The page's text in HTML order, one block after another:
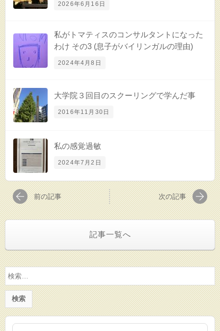
2026年6月16日
私がトマティスのコンサルタントになった
わけ その3 (息子がバイリンガルの理由)
2024年4月8日
大学院３回目のスクーリングで学んだ事
2016年11月30日
私の感覚過敏
2024年7月2日
前の記事 次の記事
記事一覧へ
検
索: